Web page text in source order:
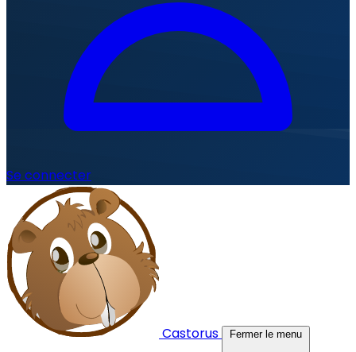
Se connecter
Castorus Fermer le menu